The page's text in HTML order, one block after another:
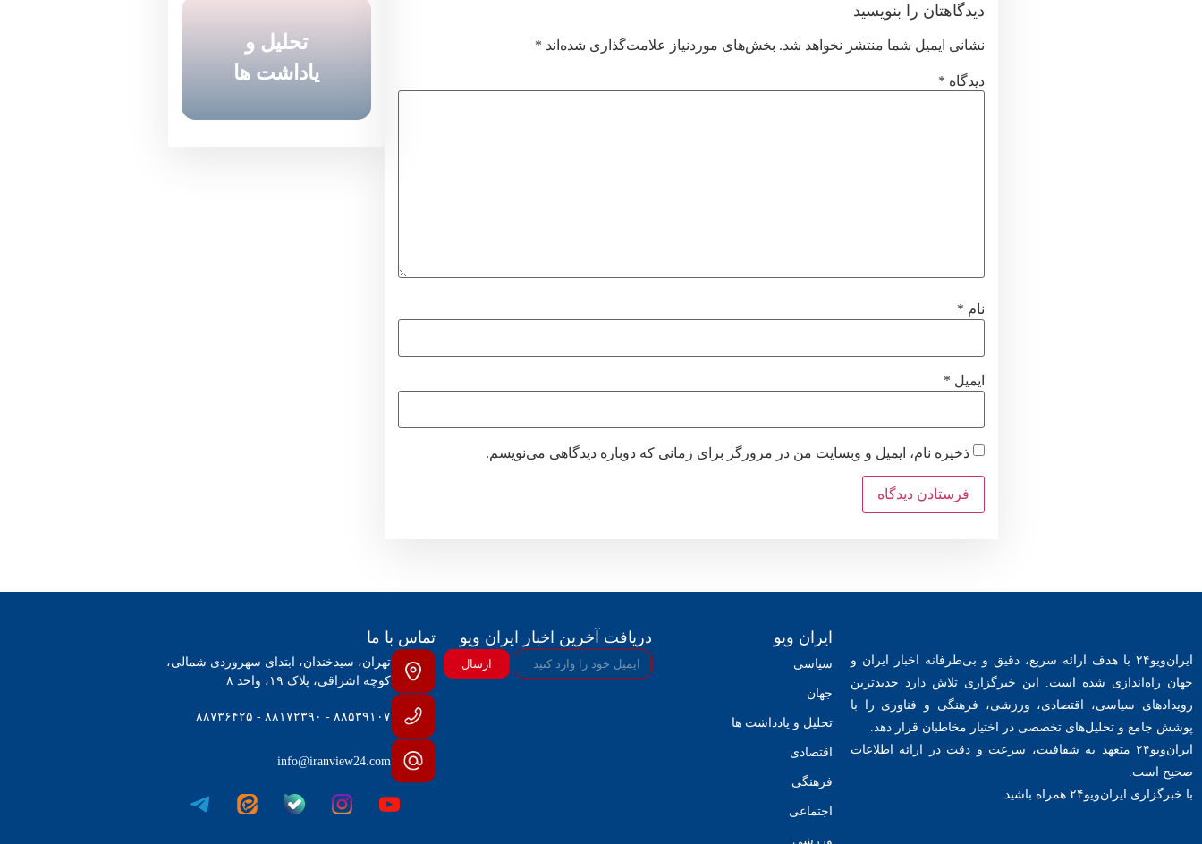
دیدگاهتان را بنویسید
نشانی ایمیل شما منتشر نخواهد شد. بخش‌های موردنیاز علامت‌گذاری شده‌اند *
دیدگاه *
نام *
ایمیل *
ذخیره نام، ایمیل و وبسایت من در مرورگر برای زمانی که دوباره دیدگاهی می‌نویسم.
تحلیل و
یاداشت ها
ایران‌ویو۲۴ با هدف ارائه سریع، دقیق و بی‌طرفانه اخبار ایران و
جهان راه‌اندازی شده است. این خبرگزاری تلاش دارد جدیدترین
رویدادهای سیاسی، اقتصادی، ورزشی، فرهنگی و فناوری را با
پوشش جامع و تحلیل‌های تخصصی در اختیار مخاطبان قرار دهد.
ایران‌ویو۲۴ متعهد به شفافیت، سرعت و دقت در ارائه اطلاعات
صحیح است.
با خبرگزاری ایران‌ویو۲۴ همراه باشید.
ایران ویو
سیاسی
جهان
تحلیل و یادداشت ها
اقتصادی
فرهنگی
اجتماعی
ورزشی
دریافت آخرین اخبار ایران ویو
ارسال
تماس با ما
تهران، سیدخندان، ابتدای سهروردی شمالی،
کوچه اشراقی، پلاک ۱۹، واحد ۸
۸۸۵۳۹۱۰۷ - ۸۸۱۷۲۳۹۰ - ۸۸۷۳۶۴۲۵
info@iranview24.com